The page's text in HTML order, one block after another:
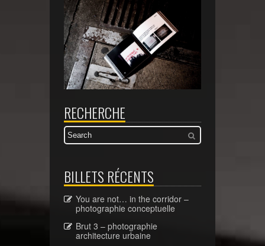
RECHERCHE
BILLETS RÉCENTS
You are not… in the corridor –
photographie conceptuelle
Brut 3 – photographie
architecture urbaine